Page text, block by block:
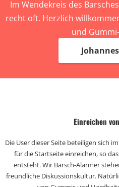
Im Wendekreis des
recht oft. Herzlich
und
Einreichen
Die User dieser Seite beteiligen sich
für die Startseite einreichen, so
entsteht. Wir Barsch-Alarmer
freundliche Diskussionskultur.